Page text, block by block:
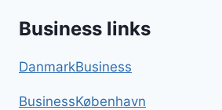
Business links
DanmarkBusiness
BusinessKøbenhavn